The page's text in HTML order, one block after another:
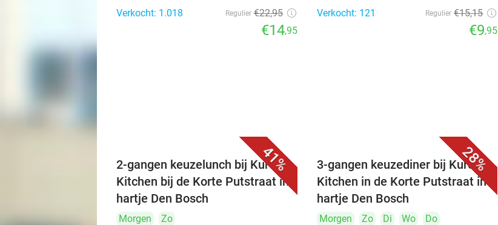
Verkocht: 1.018 Regulier €22,95
€14,95
Verkocht: 121 Regulier €15,15
€9,95
41%
2-gangen keuzelunch bij Kuro's
Kitchen bij de Korte Putstraat in
hartje Den Bosch
Morgen
Zo
28%
3-gangen keuzediner bij Kuro's
Kitchen in de Korte Putstraat in
hartje Den Bosch
Morgen Zo Di Wo
Do